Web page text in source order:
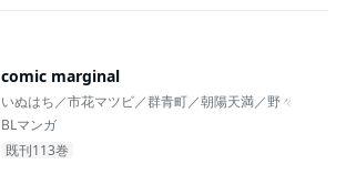
comic marginal
いぬはち／市花マツビ／群青町／朝陽天満／野々島凧／
BLマンガ
既刊113巻